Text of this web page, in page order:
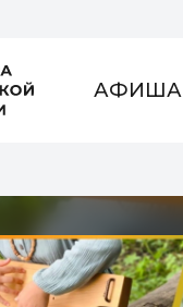
АФИША